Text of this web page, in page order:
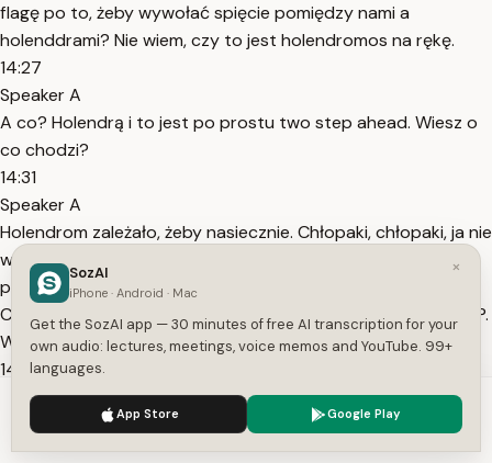
flagę po to, żeby wywołać spięcie pomiędzy nami a
holenddrami? Nie wiem, czy to jest holendromos na rękę.
14:27
Speaker A
A co? Holendrą i to jest po prostu two step ahead. Wiesz o
co chodzi?
14:31
Speaker A
Holendrom zależało, żeby nasiecznie. Chłopaki, chłopaki, ja nie
wiem czy wy wiecie, ale nadchodzi wojna między reżimem a
północną. No i właśnie chciałem powiedzieć słowo na R.
Chciałem powiedzieć słowo na R albo powiedzieć słowo na P.
W sensie nozus w sensie Norf
14:48
Speaker A
North północ północ północ i re bęzyli wojnę ze sobą pricne
że będą chcieli, żebyśmy się po jakiejś stronie wiesz
We use cookies to enhance your experience.
×
SozAI
iPhone · Android · Mac
Get the SozAI app — 30 minutes of free AI transcription for your
own audio: lectures, meetings, voice memos and YouTube. 99+
languages.
App Store Google Play